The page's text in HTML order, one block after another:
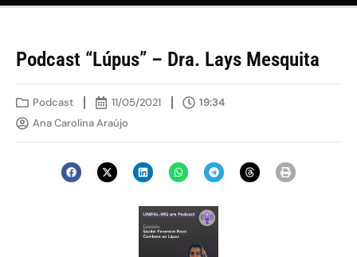
Podcast “Lúpus” – Dra. Lays Mesquita
Podcast 11/05/2021
19:34
Ana Carolina Araújo